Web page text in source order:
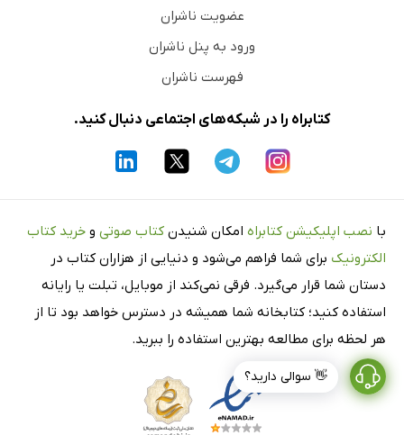
👋 سوالی دارید؟
عضویت ناشران
ورود به پنل ناشران
فهرست ناشران
کتابراه را در شبکه‌های اجتماعی دنبال کنید.
با نصب اپلیکیشن کتابراه امکان شنیدن کتاب صوتی و خرید کتاب
الکترونیک برای شما فراهم می‌شود و دنیایی از هزاران کتاب در
دستان شما قرار می‌گیرد. فرقی نمی‌کند از موبایل، تبلت یا رایانه
استفاده کنید؛ کتابخانه شما همیشه در دسترس خواهد بود تا از
هر لحظه برای مطالعه بهترین استفاده را ببرید.